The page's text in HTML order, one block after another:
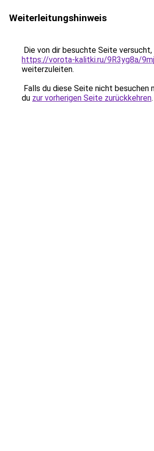
Weiterleitungshinweis
Die von dir besuchte Seite versucht,
https://vorota-kalitki.ru/9R3yg8a/
weiterzuleiten.
Falls du diese Seite nicht besuchen
du zur vorherigen Seite zurückkehren.